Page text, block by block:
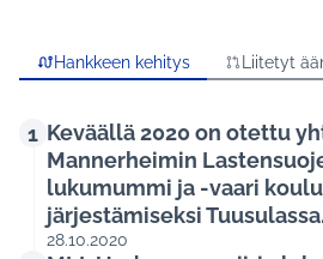
Hankkeen kehitys Liitetyt
1 Keväällä 2020 on otettu
Mannerheimin
lukumummi ja -vaari
järjestämiseksi Tuusulassa.
28.10.2020